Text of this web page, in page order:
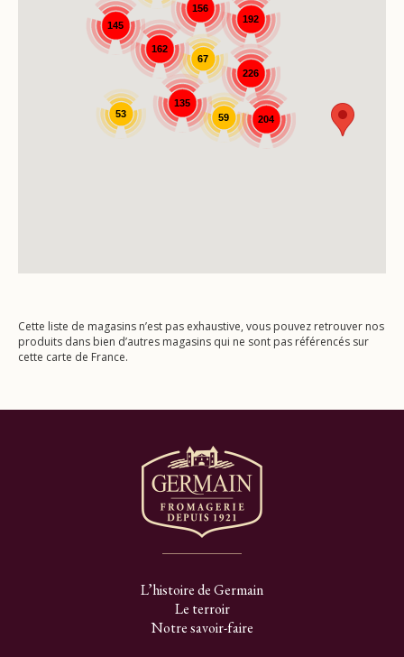
192
226
145
156
135
204
162
53
67
59
Cette liste de magasins n’est pas exhaustive, vous pouvez retrouver nos
produits dans bien d’autres magasins qui ne sont pas référencés sur
cette carte de France.
L’histoire de Germain
Le terroir
Notre savoir-faire